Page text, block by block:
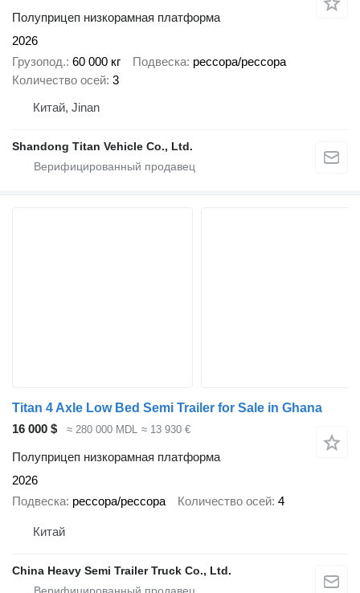
Полуприцеп низкорамная платформа
2026
Грузопод. 60 000 кг Подвеска рессора/рессора
Количество осей 3
Китай, Jinan
Shandong Titan Vehicle Co., Ltd.
Titan 4 Axle Low Bed Semi Trailer for Sale in Ghana
16 000 $
≈ 280 000 MDL ≈ 13 930 €
Полуприцеп низкорамная платформа
2026
Подвеска рессора/рессора Количество осей 4
Китай
China Heavy Semi Trailer Truck Co., Ltd.